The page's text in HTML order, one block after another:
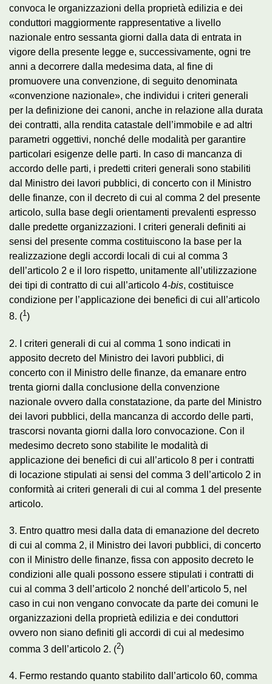
convoca le organizzazioni della proprietà edilizia e dei
conduttori maggiormente rappresentative a livello
nazionale entro sessanta giorni dalla data di entrata in
vigore della presente legge e, successivamente, ogni tre
anni a decorrere dalla medesima data, al fine di
promuovere una convenzione, di seguito denominata
«convenzione nazionale», che individui i criteri generali
per la definizione dei canoni, anche in relazione alla durata
dei contratti, alla rendita catastale dell’immobile e ad altri
parametri oggettivi, nonché delle modalità per garantire
particolari esigenze delle parti. In caso di mancanza di
accordo delle parti, i predetti criteri generali sono stabiliti
dal Ministro dei lavori pubblici, di concerto con il Ministro
delle finanze, con il decreto di cui al comma 2 del presente
articolo, sulla base degli orientamenti prevalenti espresso
dalle predette organizzazioni. I criteri generali definiti ai
sensi del presente comma costituiscono la base per la
realizzazione degli accordi locali di cui al comma 3
dell’articolo 2 e il loro rispetto, unitamente all’utilizzazione
dei tipi di contratto di cui all’articolo 4-bis, costituisce
condizione per l’applicazione dei benefici di cui all’articolo
8. (1)
2. I criteri generali di cui al comma 1 sono indicati in
apposito decreto del Ministro dei lavori pubblici, di
concerto con il Ministro delle finanze, da emanare entro
trenta giorni dalla conclusione della convenzione
nazionale ovvero dalla constatazione, da parte del Ministro
dei lavori pubblici, della mancanza di accordo delle parti,
trascorsi novanta giorni dalla loro convocazione. Con il
medesimo decreto sono stabilite le modalità di
applicazione dei benefici di cui all’articolo 8 per i contratti
di locazione stipulati ai sensi del comma 3 dell’articolo 2 in
conformità ai criteri generali di cui al comma 1 del presente
articolo.
3. Entro quattro mesi dalla data di emanazione del decreto
di cui al comma 2, il Ministro dei lavori pubblici, di concerto
con il Ministro delle finanze, fissa con apposito decreto le
condizioni alle quali possono essere stipulati i contratti di
cui al comma 3 dell’articolo 2 nonché dell’articolo 5, nel
caso in cui non vengano convocate da parte dei comuni le
organizzazioni della proprietà edilizia e dei conduttori
ovvero non siano definiti gli accordi di cui al medesimo
comma 3 dell’articolo 2. (2)
4. Fermo restando quanto stabilito dall’articolo 60, comma